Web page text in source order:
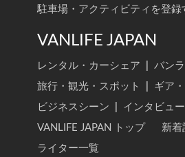
駐車場・アクティビティを登録
VANLIFE JAPAN
レンタル・カーシェア バン
旅行・観光・スポット
ギア
ビジネスシーン
インタビュ
VANLIFE JAPAN トップ
新着
ライター一覧